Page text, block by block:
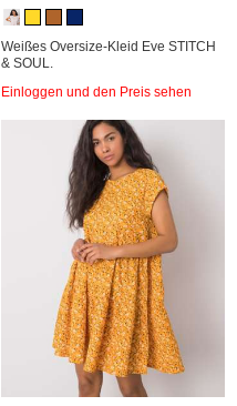
Weißes Oversize-Kleid Eve STITCH
& SOUL.
Einloggen und den Preis sehen